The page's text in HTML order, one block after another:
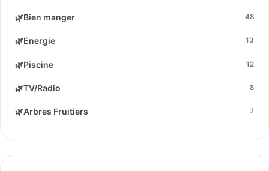
🌿Bien manger 48
🌿Energie 13
🌿Piscine 12
🌿TV/Radio 8
🌿Arbres Fruitiers 7